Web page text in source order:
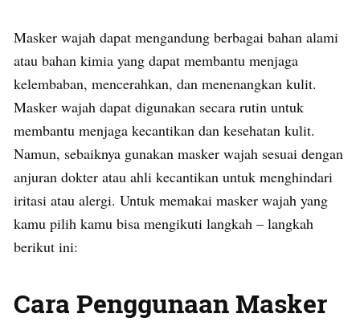
Masker wajah dapat mengandung berbagai bahan alami
atau bahan kimia yang dapat membantu menjaga
kelembaban, mencerahkan, dan menenangkan kulit.
Masker wajah dapat digunakan secara rutin untuk
membantu menjaga kecantikan dan kesehatan kulit.
Namun, sebaiknya gunakan masker wajah sesuai dengan
anjuran dokter atau ahli kecantikan untuk menghindari
iritasi atau alergi. Untuk memakai masker wajah yang
kamu pilih kamu bisa mengikuti langkah – langkah
berikut ini:
Cara Penggunaan Masker